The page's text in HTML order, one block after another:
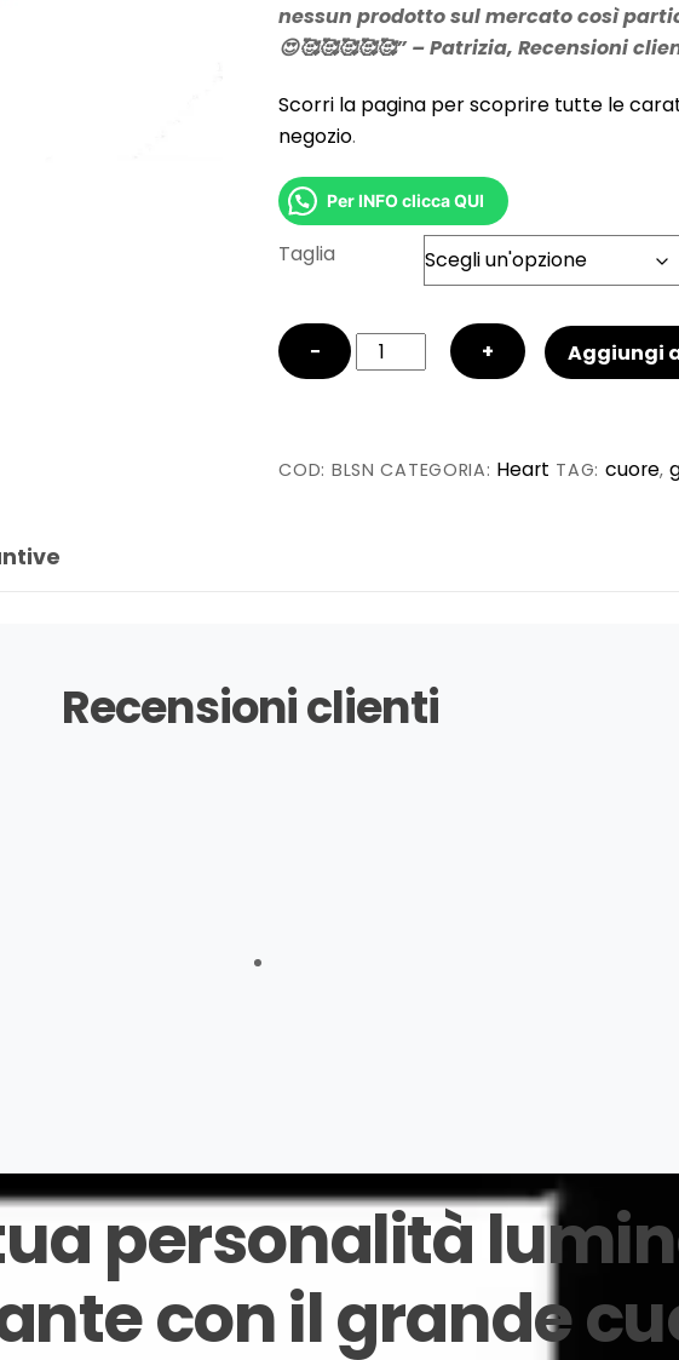
nessun prodotto sul mercato così
😍🥰🥰🥰🥰🥰” – Patrizia, Recensioni
Scorri la pagina per scoprire tutte le
negozio.
Per INFO clicca QUI
Taglia
−
Big
Love
Glitter
+ Aggiungi
COD: BLSN CATEGORIA: Heart TAG: cuore,
Recensioni clienti
personalità
con il grande